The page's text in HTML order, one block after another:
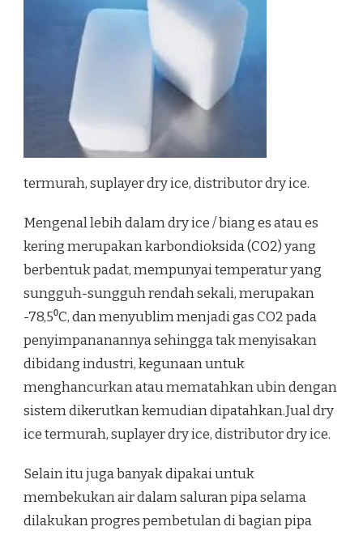
termurah, suplayer dry ice, distributor dry ice.
Mengenal lebih dalam dry ice / biang es atau es
kering merupakan karbondioksida (CO2) yang
berbentuk padat, mempunyai temperatur yang
sungguh-sungguh rendah sekali, merupakan
-78,5⁰C, dan menyublim menjadi gas CO2 pada
penyimpananannya sehingga tak menyisakan
dibidang industri, kegunaan untuk
menghancurkan atau mematahkan ubin dengan
sistem dikerutkan kemudian dipatahkan.Jual dry
ice termurah, suplayer dry ice, distributor dry ice.
Selain itu juga banyak dipakai untuk
membekukan air dalam saluran pipa selama
dilakukan progres pembetulan di bagian pipa